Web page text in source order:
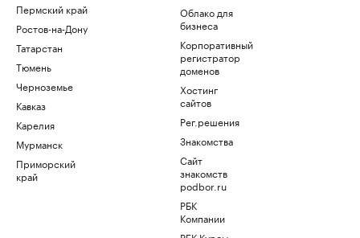
Пермский край
Ростов-на-Дону
Татарстан
Тюмень
Черноземье
Кавказ
Карелия
Мурманск
Приморский
край
Облако для
бизнеса
Корпоративный
регистратор
доменов
Хостинг
сайтов
Рег.решения
Знакомства
Сайт
знакомств
podbor.ru
РБК
Компании